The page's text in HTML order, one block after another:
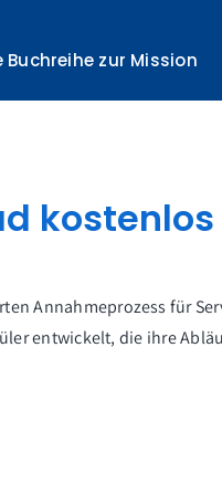
Buchreihe zur Mission
kostenlos
Annahmeprozess für
entwickelt, die ihre